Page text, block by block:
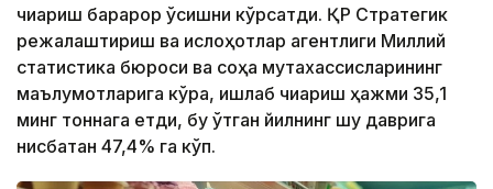
чиқариш барқарор ўсишни кўрсатди. ҚР Стратегик
режалаштириш ва ислоҳотлар агентлиги Миллий
статистика бюроси ва соҳа мутахассисларининг
маълумотларига кўра, ишлаб чиқариш ҳажми 35,1
минг тоннага етди, бу ўтган йилнинг шу даврига
нисбатан 47,4% га кўп.